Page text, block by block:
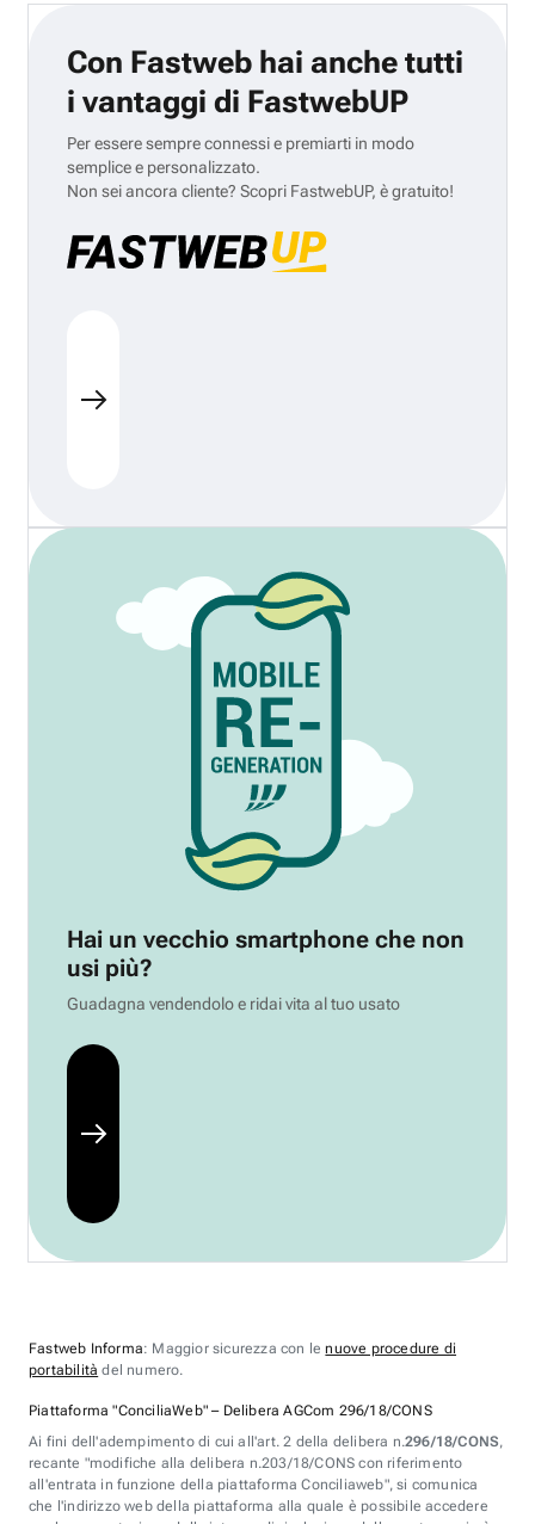
Con Fastweb hai anche tutti
i vantaggi di FastwebUP
Per essere sempre connessi e premiarti in modo
semplice e personalizzato.
Non sei ancora cliente? Scopri FastwebUP, è gratuito!
Hai un vecchio smartphone che non
usi più?
Guadagna vendendolo e ridai vita al tuo usato
Fastweb Informa: Maggior sicurezza con lenuove procedure di
portabilità del numero.
Piattaforma "ConciliaWeb" – Delibera AGCom 296/18/CONS
Ai fini dell'adempimento di cui all'art. 2 della delibera n.296/18/CONS,
recante "modifiche alla delibera n.203/18/CONS con riferimento
all'entrata in funzione della piattaforma Conciliaweb", si comunica
che l'indirizzo web della piattaforma alla quale è possibile accedere